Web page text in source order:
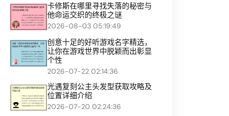
卡修斯在哪里寻找失落的秘密与
他命运交织的终极之谜
2026-08-03 05:19:49
创意十足的好听游戏名字精选，
让你在游戏世界中脱颖而出彰显
个性
2026-07-22 02:14:36
光遇复刻公主头发型获取攻略及
位置详细介绍
2026-07-20 02:24:36